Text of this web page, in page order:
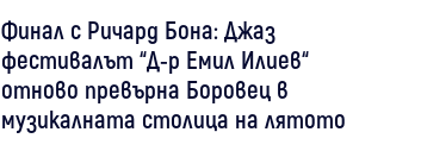
Финал с Ричард Бона: Джаз
фестивалът “Д-р Емил Илиев“
отново превърна Боровец в
музикалната столица на лятото